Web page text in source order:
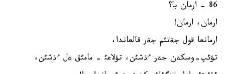
86 - ارمان با؟
ارمان، ارمان!
ارمانعا قول جةتئم جةر قالعاندا،
تؤئپ-وسكةن جةر ءذشئن، تؤلاعئ - مامئق ةل ءذشئن،